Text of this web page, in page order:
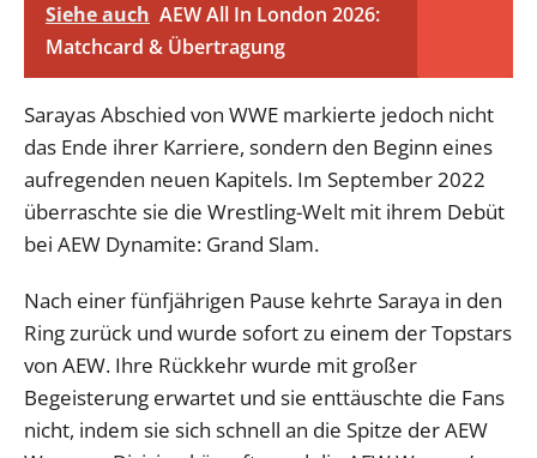
Siehe auch AEW All In London 2026:
Matchcard & Übertragung
Sarayas Abschied von WWE markierte jedoch nicht
das Ende ihrer Karriere, sondern den Beginn eines
aufregenden neuen Kapitels. Im September 2022
überraschte sie die Wrestling-Welt mit ihrem Debüt
bei AEW Dynamite: Grand Slam.
Nach einer fünfjährigen Pause kehrte Saraya in den
Ring zurück und wurde sofort zu einem der Topstars
von AEW. Ihre Rückkehr wurde mit großer
Begeisterung erwartet und sie enttäuschte die Fans
nicht, indem sie sich schnell an die Spitze der AEW